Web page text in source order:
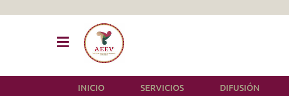
INICIO SERVICIOS DIFUSIÓN